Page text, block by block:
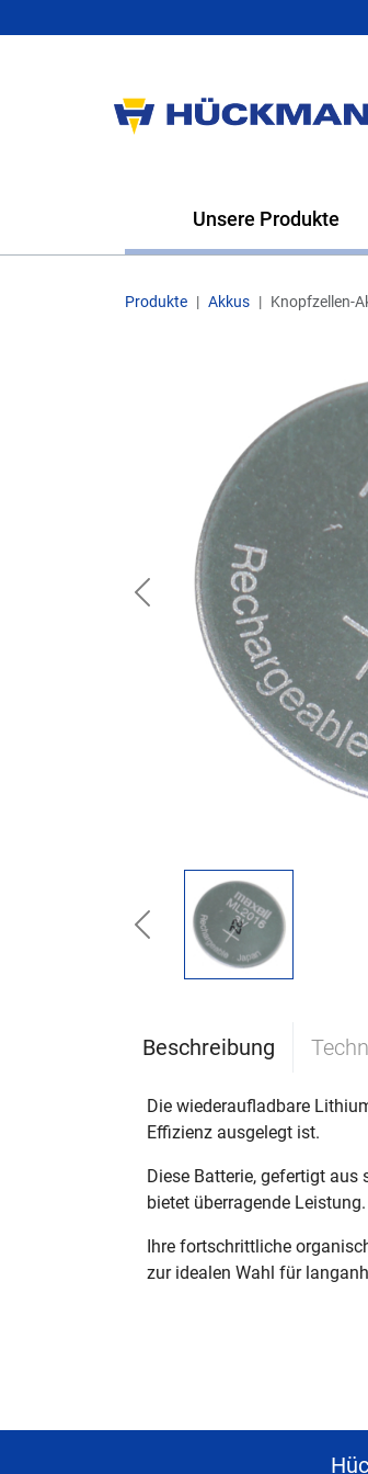
Unsere Produkte
Produkte Akkus Knopfzellen-
Previous
Previous
Beschreibung
Die wiederaufladbare
Effizienz ausgelegt ist.
Diese Batterie, gefertigt
bietet überragende Leistung.
Ihre fortschrittliche
zur idealen Wahl für